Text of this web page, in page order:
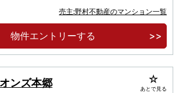
の全38邸。天高2.6m以上の開放感
豊かな眺望を享受。
売主:野村不動産のマンション一覧
物件エントリーする
ンズ本郷 あとで見る